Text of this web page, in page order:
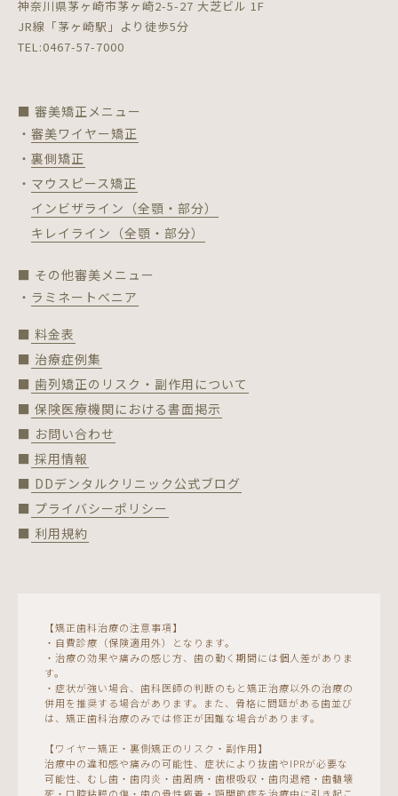
神奈川県茅ヶ崎市茅ヶ崎2-5-27 大芝ビル 1F
JR線「茅ヶ崎駅」より徒歩5分
TEL:0467-57-7000
■ 審美矯正メニュー
・審美ワイヤー矯正
・裏側矯正
・マウスピース矯正
インビザライン（全顎・部分）
キレイライン（全顎・部分）
■ その他審美メニュー
・ラミネートべニア
■ 料金表
■ 治療症例集
■ 歯列矯正のリスク・副作用について
■ 保険医療機関における書面掲示
■ お問い合わせ
■ 採用情報
■ DDデンタルクリニック公式ブログ
■ プライバシーポリシー
■ 利用規約
【矯正歯科治療の注意事項】
・自費診療（保険適用外）となります。
・治療の効果や痛みの感じ方、歯の動く期間には個人差がありま
す。
・症状が強い場合、歯科医師の判断のもと矯正治療以外の治療の
併用を推奨する場合があります。また、骨格に問題がある歯並び
は、矯正歯科治療のみでは修正が困難な場合があります。
【ワイヤー矯正・裏側矯正のリスク・副作用】
治療中の違和感や痛みの可能性、症状により抜歯やIPRが必要な
可能性、むし歯・歯肉炎・歯周病・歯根吸収・歯肉退縮・歯髄壊